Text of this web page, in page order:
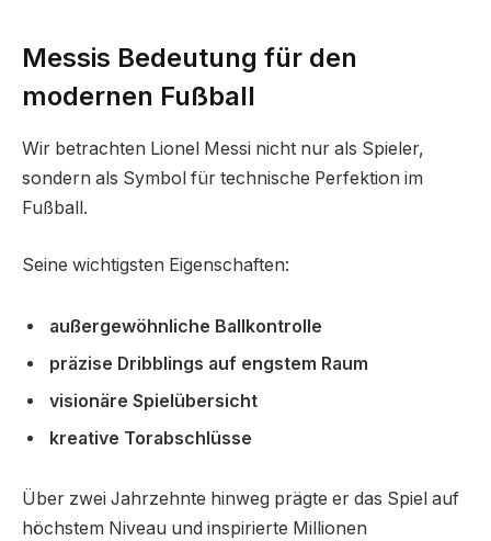
Messis Bedeutung für den
modernen Fußball
Wir betrachten Lionel Messi nicht nur als Spieler,
sondern als Symbol für technische Perfektion im
Fußball.
Seine wichtigsten Eigenschaften:
außergewöhnliche Ballkontrolle
präzise Dribblings auf engstem Raum
visionäre Spielübersicht
kreative Torabschlüsse
Über zwei Jahrzehnte hinweg prägte er das Spiel auf
höchstem Niveau und inspirierte Millionen